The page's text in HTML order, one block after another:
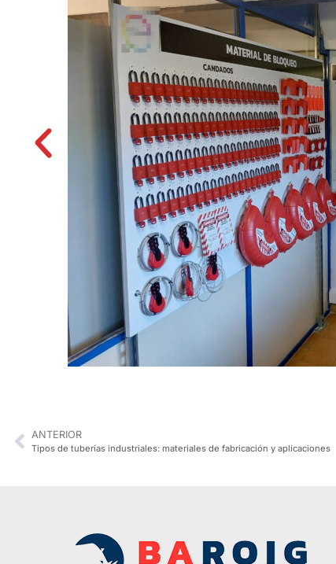
ANTERIOR
Tipos de tuberías industriales: materiales de fabricación y aplicaciones